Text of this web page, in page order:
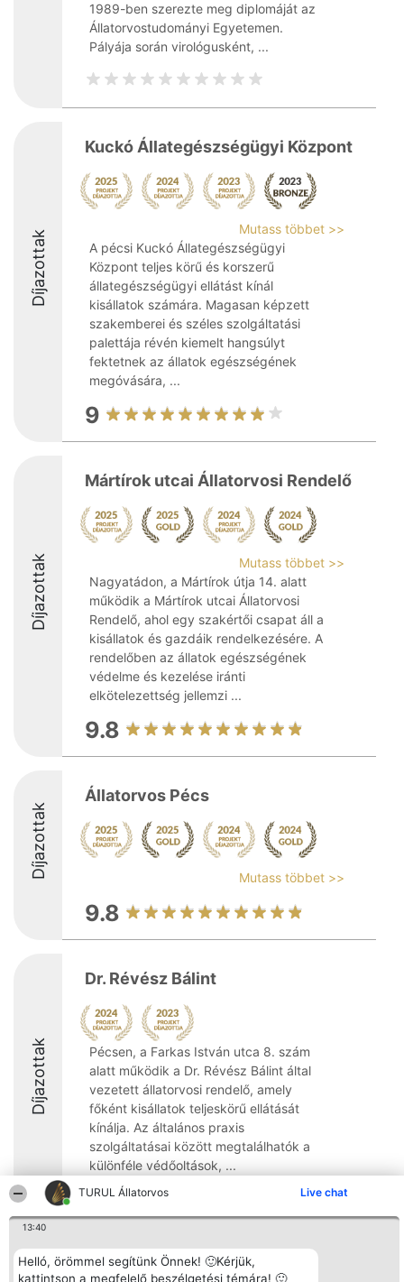
TURUL Állatorvos Live chat
13:40
Helló, örömmel segítünk Önnek! 🙂Kérjük,
kattintson a megfelelő beszélgetési témára! 🙂
1989-ben szerezte meg diplomáját az
Állatorvostudományi Egyetemen.
Pályája során virológusként, ...
Díjazottak
Kuckó Állategészségügyi Központ
Mutass többet >>
A pécsi Kuckó Állategészségügyi
Központ teljes körű és korszerű
állategészségügyi ellátást kínál
kisállatok számára. Magasan képzett
szakemberei és széles szolgáltatási
palettája révén kiemelt hangsúlyt
fektetnek az állatok egészségének
megóvására, ...
9
Díjazottak
Mártírok utcai Állatorvosi Rendelő
Mutass többet >>
Nagyatádon, a Mártírok útja 14. alatt
működik a Mártírok utcai Állatorvosi
Rendelő, ahol egy szakértői csapat áll a
kisállatok és gazdáik rendelkezésére. A
rendelőben az állatok egészségének
védelme és kezelése iránti
elkötelezettség jellemzi ...
9.8
Díjazottak
Állatorvos Pécs
Mutass többet >>
9.8
Díjazottak
Dr. Révész Bálint
Pécsen, a Farkas István utca 8. szám
alatt működik a Dr. Révész Bálint által
vezetett állatorvosi rendelő, amely
főként kisállatok teljeskörű ellátását
kínálja. Az általános praxis
szolgáltatásai között megtalálhatók a
különféle védőoltások, ...
Rangsorszervező
SC Beautiful Company S.R.L.
Népszavazás
Nyertesek Elérhetőség